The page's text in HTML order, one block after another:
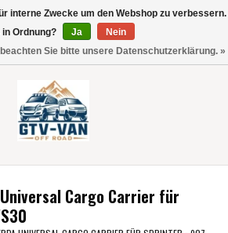
Verwende
die
nach
oben
und
unten,
verfügbare
Cargo Carrier für
interne Zwecke um den Webshop zu verbessern.
in Ordnung?
Ja
Nein
Sie bitte unsere Datenschutzerklärung. »